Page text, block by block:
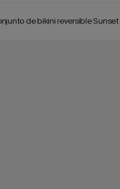
de bikini reversible